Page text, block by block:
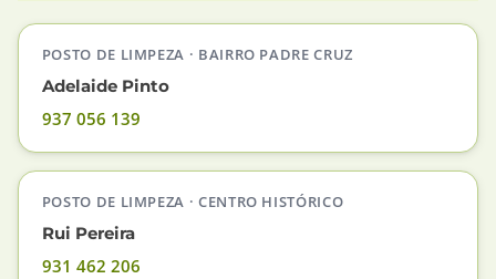
POSTO DE LIMPEZA · BAIRRO PADRE CRUZ
Adelaide Pinto
937 056 139
POSTO DE LIMPEZA · CENTRO HISTÓRICO
Rui Pereira
931 462 206